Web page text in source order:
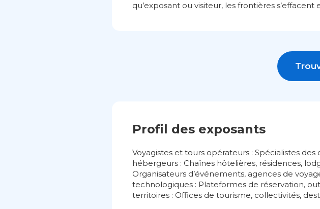
qu’exposant ou visiteur, les frontières
Profil des exposants
Voyagistes et tours opérateurs : Spécialistes
hébergeurs : Chaînes hôtelières, résidences,
Organisateurs d’événements, agences de
technologiques : Plateformes de réservation,
territoires : Offices de tourisme, collectivités,